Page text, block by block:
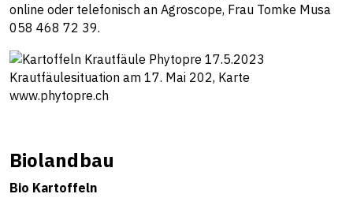
online oder telefonisch an Agroscope, Frau Tomke Musa
058 468 72 39.
Krautfäulesituation am 17. Mai 202, Karte
www.phytopre.ch
Biolandbau
Bio Kartoffeln